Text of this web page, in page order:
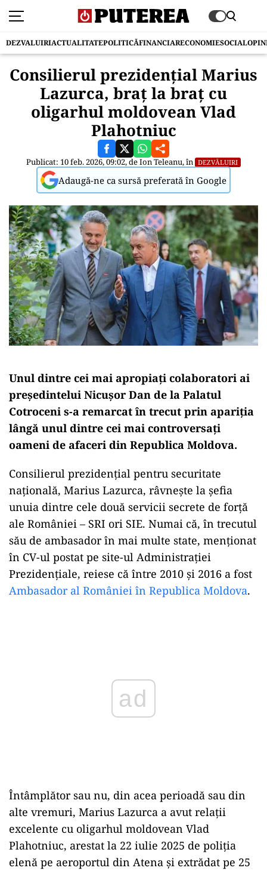
DEZVALUIRIACTUALITATEPOLITICĂFINANCIARECONOMIESOCIAL
Consilierul prezidențial Marius
Lazurca, braț la braț cu
oligarhul moldovean Vlad
Plahotniuc
Publicat: 10 feb. 2026, 09:02, deIon Teleanu, în DEZVĂLUIRI
Adaugă-ne ca sursă preferată în Google
Unul dintre cei mai apropiați colaboratori ai
președintelui Nicușor Dan de la Palatul
Cotroceni s-a remarcat în trecut prin apariția
lângă unul dintre cei mai controversați
oameni de afaceri din Republica Moldova.
Consilierul prezidențial pentru securitate
națională, Marius Lazurca, râvnește la șefia
unuia dintre cele două servicii secrete de forță
ale României – SRI ori SIE. Numai că, în trecutul
său de ambasador în mai multe state, menționat
în CV-ul postat pe site-ul Administrației
Prezidențiale, reiese că între 2010 și 2016 a fost
Ambasador al României în Republica Moldova.
ad
Întâmplător sau nu, din acea perioadă sau din
alte vremuri, Marius Lazurca a avut relații
excelente cu oligarhul moldovean Vlad
Plahotniuc, arestat la 22 iulie 2025 de poliția
elenă pe aeroportul din Atena și extrădat pe 25